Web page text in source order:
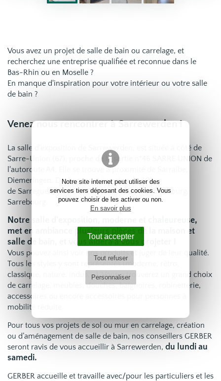
Notre site internet peut utiliser des
services tiers déposant des cookies. Vous
pouvez choisir de les activer ou non.
En savoir plus
Tout accepter
Tout refuser
Personnaliser
Vous avez un projet de salle de bain ou carrelage, et
recherchez une entreprise qualifiée et reconnue dans le
Bas-Rhin ou en Moselle ?
En manque d'inspiration pour votre intérieur ou votre salle
de bain ?
Venez nous rencontrer à Sarrewerden !
La salle d'exposition de Sarrewerden, est située à côté de
Sarre-Union (67), proche de la sortie n°46 SARRE UNION de
l'autoroute A4. Elle se trouve à proximité de Sarralbe,
Diemeringen, Drulingen, et àmoins de 30km
de Sarreguemines, Rohrbach-lès-Bitche, Phalsbourg,
Sarrebourg.
Notre salle d'exposition, moderne et chaleureuse,
met en ambiance plusieurs pièces de la maison et
salle de bain, et vous aidera à vous projeter !
Vous pouvez ainsi voir nos produits et juger de leur qualité.
Tous les styles y sont représentés (moderne, rétro,
classique, nature, indus,...). Vous y trouverez un grand choix
de carrelage, meubles, douches, baignoires, robinetterie,
accessoires ou encore accessoires pour personnes à
mobilité réduite.
Pour tous vos projets de sol ou mur en carrelage, création
ou d’aménagement de salle de bain, nos conseillers GERBER
seront ravis de vous accueillir à Sarrewerden, du lundi au
samedi.
GERBER accueille et travaille avec/pour les particuliers et les